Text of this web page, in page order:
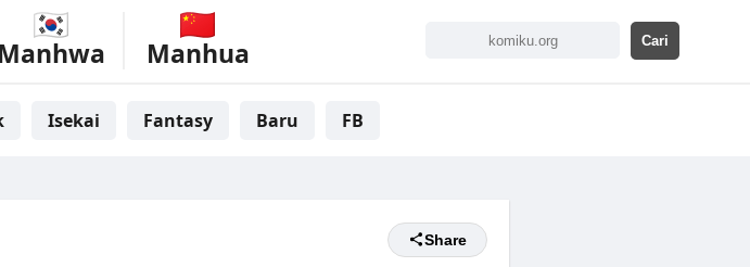
Manhwa Manhua
Isekai Fantasy Baru FB
Share